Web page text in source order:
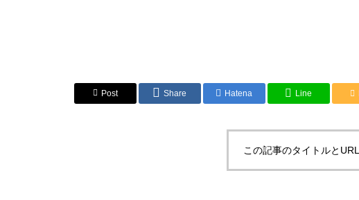
Post Share Hatena Line
この記事のタイトルと